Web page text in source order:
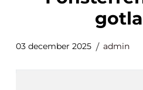
03 december 2025 admin